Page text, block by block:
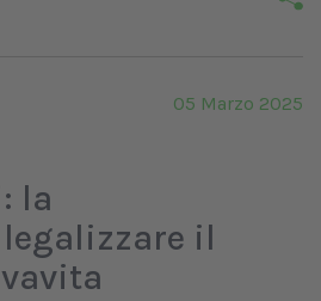
05 Marzo 2025
la
il